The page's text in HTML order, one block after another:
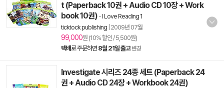
t (Paperback 10권 + Audio CD 10장 + Work
book 10권) -I Love Reading 1
ticktock publishing 2009년 07월
99,000원 (10% 할인 / 5,500원)
택배로 주문하면 8월 21일 출고 변경
Investigate 시리즈 24종 세트 (Paperback 24
권 + Audio CD 24장 + Workbook 24권)